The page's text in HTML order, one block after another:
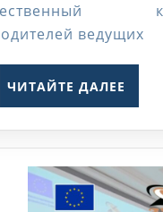
ведущих
ЧИТАЙТЕ ДАЛЕЕ